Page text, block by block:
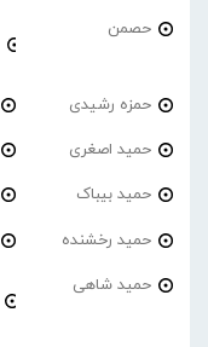
حصمن
حمزه رشیدی
حمید اصغری
حمید بیباک
حمید رخشنده
حمید شاهی